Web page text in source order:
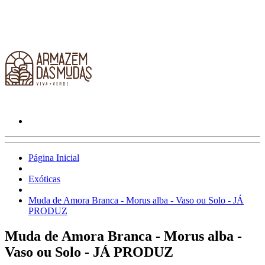
Página Inicial
Exóticas
Muda de Amora Branca - Morus alba - Vaso ou Solo - JÁ
PRODUZ
Muda de Amora Branca - Morus alba -
Vaso ou Solo - JÁ PRODUZ